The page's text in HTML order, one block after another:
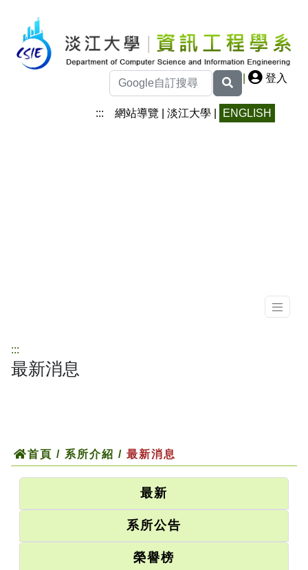
| 登入
::: 網站導覽 淡江大學 ENGLISH
:::
最新消息
首頁 / 系所介紹 / 最新消息
最新
系所公告
榮譽榜